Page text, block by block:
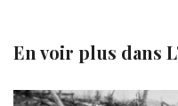
En voir plus dans